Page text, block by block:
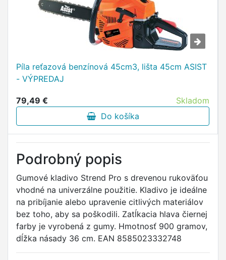
Píla reťazová benzínová 45cm3, lišta 45cm ASIST
- VÝPREDAJ
79,49 €
Skladom
Do košíka
Podrobný popis
Gumové kladivo Strend Pro s drevenou rukoväťou
vhodné na univerzálne použitie. Kladivo je ideálne
na pribíjanie alebo upravenie citlivých materiálov
bez toho, aby sa poškodili. Zatĺkacia hlava čiernej
farby je vyrobená z gumy. Hmotnosť 900 gramov,
dĺžka násady 36 cm. EAN 8585023332748